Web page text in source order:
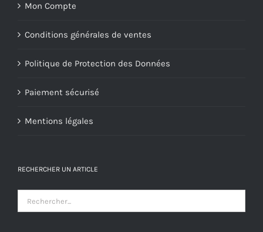
Mon Compte
Conditions générales de ventes
Politique de Protection des Données
Paiement sécurisé
Mentions légales
RECHERCHER UN ARTICLE